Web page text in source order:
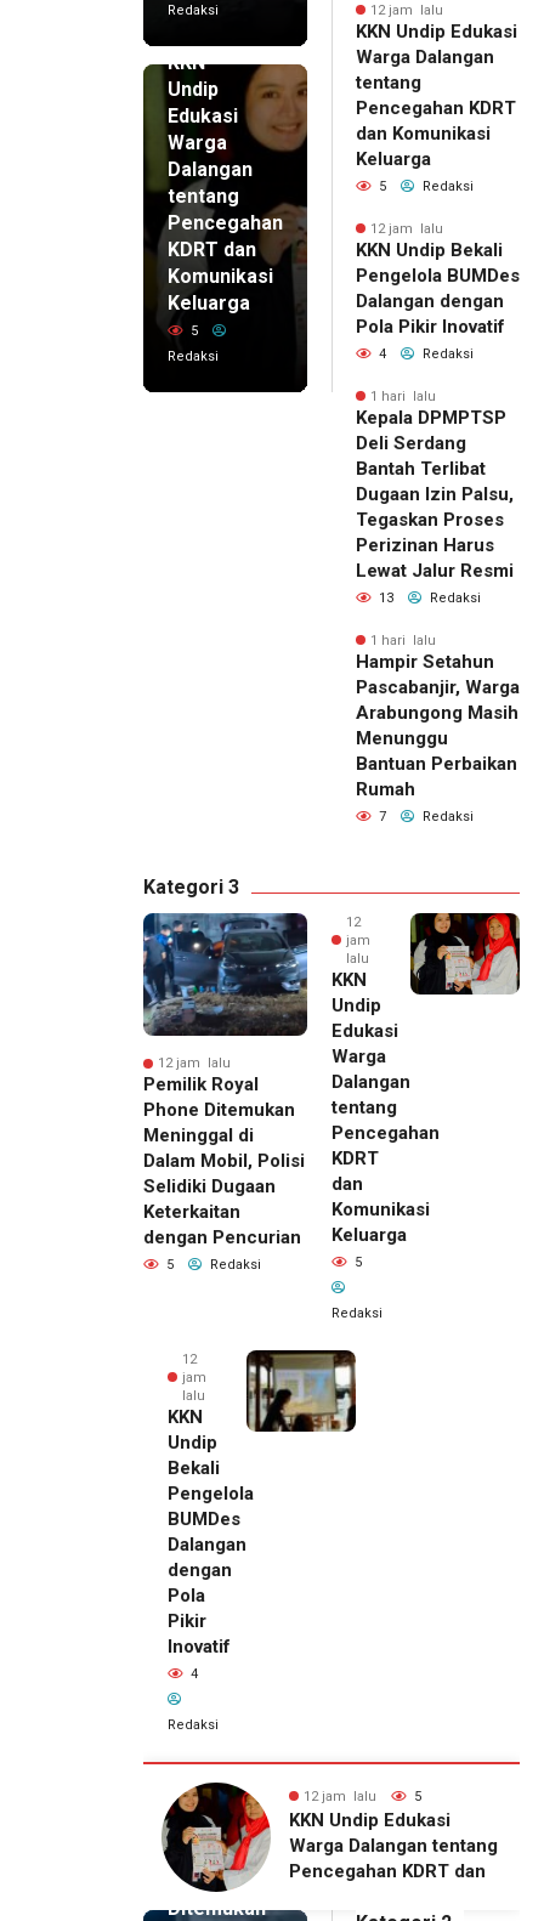
Redaksi
KKN
Undip
Edukasi
Warga
Dalangan
tentang
Pencegahan
KDRT dan
Komunikasi
Keluarga
5
Redaksi
12 jam lalu
KKN Undip Edukasi
Warga Dalangan
tentang
Pencegahan KDRT
dan Komunikasi
Keluarga
5 Redaksi
12 jam lalu
KKN Undip Bekali
Pengelola BUMDes
Dalangan dengan
Pola Pikir Inovatif
4 Redaksi
1 hari lalu
Kepala DPMPTSP
Deli Serdang
Bantah Terlibat
Dugaan Izin Palsu,
Tegaskan Proses
Perizinan Harus
Lewat Jalur Resmi
13 Redaksi
1 hari lalu
Hampir Setahun
Pascabanjir, Warga
Arabungong Masih
Menunggu
Bantuan Perbaikan
Rumah
7 Redaksi
Kategori 3
12 jam lalu
Pemilik Royal
Phone Ditemukan
Meninggal di
Dalam Mobil, Polisi
Selidiki Dugaan
Keterkaitan
dengan Pencurian
5 Redaksi
12
jam
lalu
KKN
Undip
Edukasi
Warga
Dalangan
tentang
Pencegahan
KDRT
dan
Komunikasi
Keluarga
5
Redaksi
12
jam
lalu
KKN
Undip
Bekali
Pengelola
BUMDes
Dalangan
dengan
Pola
Pikir
Inovatif
4
Redaksi
12 jam lalu 4
KKN Undip Bekali
Pengelola BUMDes
Dalangan dengan Pola
12 jam lalu
Pemilik
Royal
Phone
Ditemukan